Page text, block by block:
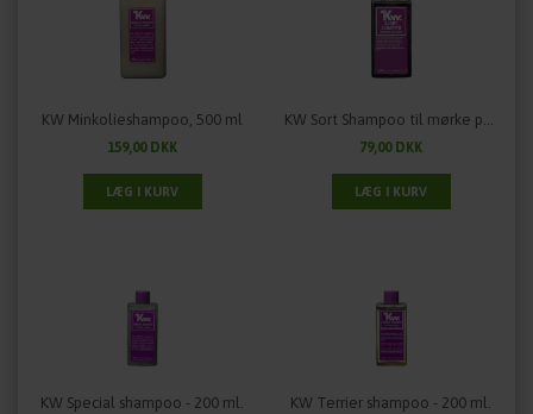
KW Minkolieshampoo, 500 ml
159,00 DKK
KW Sort Shampoo til mørke pelse - 200 ml.
79,00 DKK
KW Special shampoo - 200 ml. KW Terrier shampoo - 200 ml.